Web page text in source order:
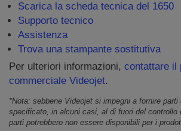
Scarica la scheda tecnica del 1650
Supporto tecnico
Assistenza
Trova una stampante sostitutiva
Per ulteriori informazioni, contattare il
commerciale Videojet.
*Nota: sebbene Videojet si impegni a fornire
specificato, in alcuni casi, al di fuori del controllo
parti potrebbero non essere disponibili per i